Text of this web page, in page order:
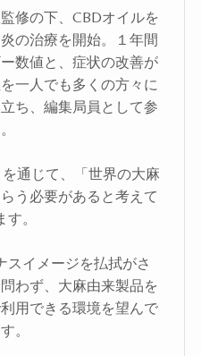
修の下、CBDオイルを
の治療を開始。１年間
数値と、症状の改善が
一人でも多くの方々に
ち、編集局員として参
を通じて、「世界の大麻
う必要があると考えて
す。
スイメージを払拭がさ
わず、大麻由来製品を
用できる環境を望んで
。